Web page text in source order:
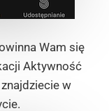
Wam się
Aktywność
w